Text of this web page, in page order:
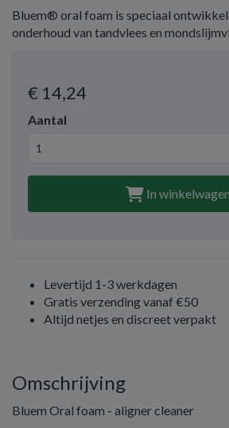
Bluem® oral foam is speciaal
onderhoud van tandvlees en
€ 14,24
Aantal
In winkelwagen
Levertijd 1-3 werkdagen
Gratis verzending vanaf €50
Altijd netjes en discreet verpakt
Omschrijving
Bluem Oral foam - aligner cleaner